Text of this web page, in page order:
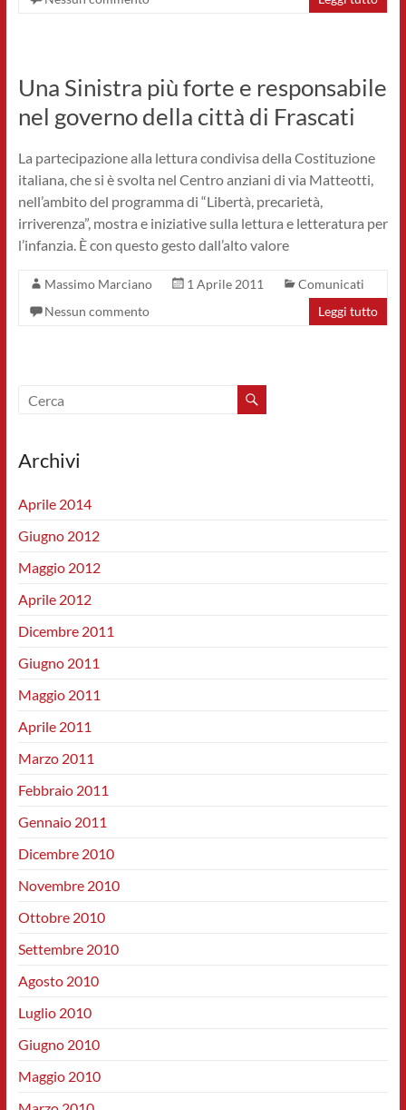
Una Sinistra più forte e responsabile
nel governo della città di Frascati
La partecipazione alla lettura condivisa della Costituzione
italiana, che si è svolta nel Centro anziani di via Matteotti,
nell’ambito del programma di “Libertà, precarietà,
irriverenza”, mostra e iniziative sulla lettura e letteratura per
l’infanzia. È con questo gesto dall’alto valore
Massimo Marciano 1 Aprile 2011
Comunicati
Nessun commento
Leggi tutto
Archivi
Aprile 2014
Giugno 2012
Maggio 2012
Aprile 2012
Dicembre 2011
Giugno 2011
Maggio 2011
Aprile 2011
Marzo 2011
Febbraio 2011
Gennaio 2011
Dicembre 2010
Novembre 2010
Ottobre 2010
Settembre 2010
Agosto 2010
Luglio 2010
Giugno 2010
Maggio 2010